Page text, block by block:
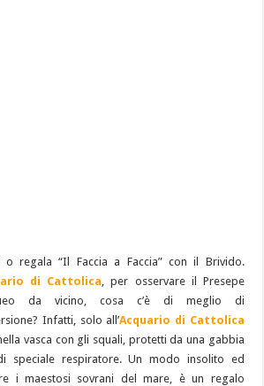
o regala “Il Faccia a Faccia” con il Brivido.
di Cattolica , per osservare il Presepe
da vicino, cosa c’è di meglio di
Infatti, solo all’Acquario di Cattolica
vasca con gli squali, protetti da una gabbia
speciale respiratore. Un modo insolito ed
i maestosi sovrani del mare, è un regalo